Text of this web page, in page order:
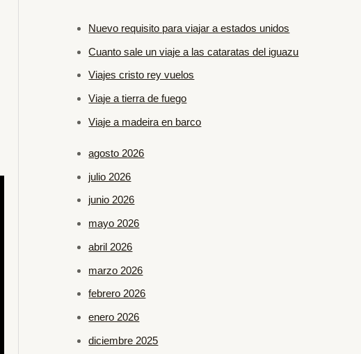
Nuevo requisito para viajar a estados unidos
Cuanto sale un viaje a las cataratas del iguazu
Viajes cristo rey vuelos
Viaje a tierra de fuego
Viaje a madeira en barco
agosto 2026
julio 2026
junio 2026
mayo 2026
abril 2026
marzo 2026
febrero 2026
enero 2026
diciembre 2025